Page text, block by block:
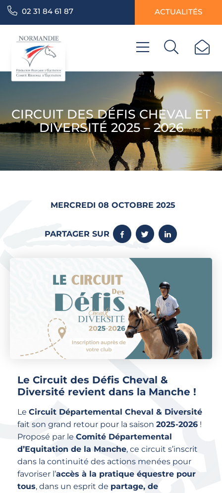
02 31 84 61 87 ACTUALITÉS
CIRCUIT DES DÉFIS CHEVAL ET
DIVERSITÉ 2025 – 2026
MERCREDI 08 OCTOBRE 2025
PARTAGER SUR
Le Circuit des Défis Cheval &
Diversité revient dans la Manche !
Le Circuit Départemental Cheval & Diversité
fait son grand retour pour la saison 2025-2026 !
Proposé par le Comité Départemental
d’Equitation de la Manche, ce circuit s’inscrit
dans la continuité des actions menées pour
favoriser l’accès à la pratique équestre pour
tous, dans un esprit de partage, de